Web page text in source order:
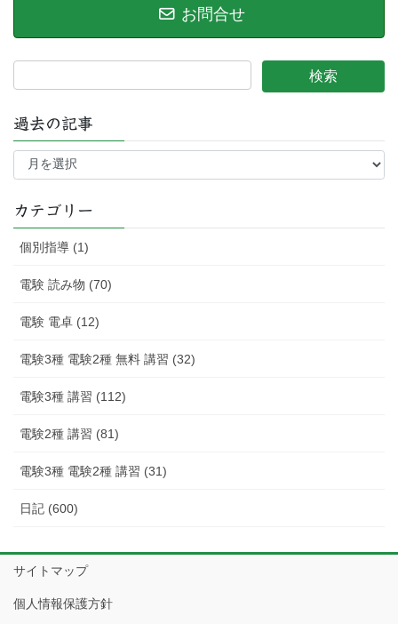
お問合せ
過去の記事
過
記
カテゴリー
個別指導 (1)
電験 読み物 (70)
電験 電卓 (12)
電験3種 電験2種 無料 講習 (32)
電験3種 講習 (112)
電験2種 講習 (81)
電験3種 電験2種 講習 (31)
日記 (600)
サイトマップ
個人情報保護方針